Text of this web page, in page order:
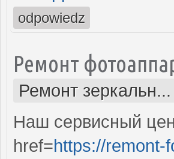
odpowiedz
Ремонт
Ремонт
Наш сервисный
href=https://remont-